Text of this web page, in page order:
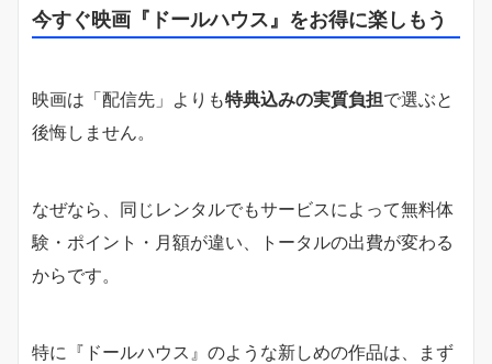
今すぐ映画『ドールハウス』をお得に楽しもう
映画は「配信先」よりも特典込みの実質負担で選ぶと
後悔しません。
なぜなら、同じレンタルでもサービスによって無料体
験・ポイント・月額が違い、トータルの出費が変わる
からです。
特に『ドールハウス』のような新しめの作品は、まず